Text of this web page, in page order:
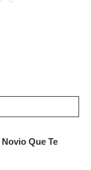
Que Te